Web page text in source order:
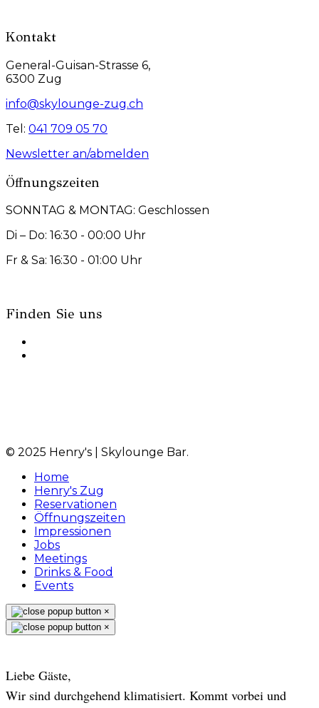
Kontakt
General-Guisan-Strasse 6,
6300 Zug
info@skylounge-zug.ch
Tel: 041 709 05 70
Newsletter an/abmelden
Öffnungszeiten
SONNTAG & MONTAG: Geschlossen
Di – Do: 16:30 - 00:00 Uhr
Fr & Sa: 16:30 - 01:00 Uhr
Finden Sie uns
© 2025 Henry's | Skylounge Bar.
Home
Henry's Zug
Reservationen
Öffnungszeiten
Impressionen
Jobs
Meetings
Drinks & Food
Events
×
×
Liebe Gäste,
Wir sind durchgehend klimatisiert. Kommt vorbei und